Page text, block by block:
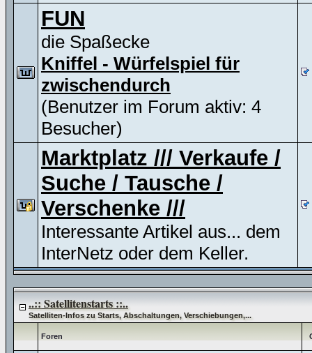
FUN
die Spaßecke
Kniffel - Würfelspiel für
zwischendurch
(Benutzer im Forum aktiv: 4
Besucher)
Marktplatz /// Verkaufe /
Suche / Tausche /
Verschenke ///
Interessante Artikel aus... dem
InterNetz oder dem Keller.
..:: Satellitenstarts ::..
Satelliten-Infos zu Starts, Abschaltungen, Verschiebungen,...
Foren